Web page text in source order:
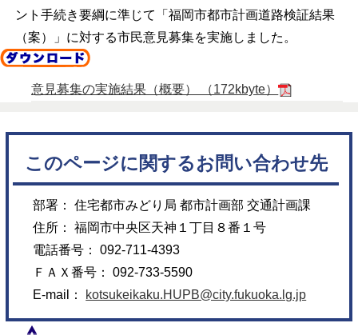
ント手続き要綱に準じて「福岡市都市計画道路検証結果
（案）」に対する市民意見募集を実施しました。
意見募集の実施結果（概要） （172kbyte）
このページに関するお問い合わせ先
部署： 住宅都市みどり局 都市計画部 交通計画課
住所： 福岡市中央区天神１丁目８番１号
電話番号： 092-711-4393
ＦＡＸ番号： 092-733-5590
E-mail：
kotsukeikaku.HUPB@city.fukuoka.lg.jp